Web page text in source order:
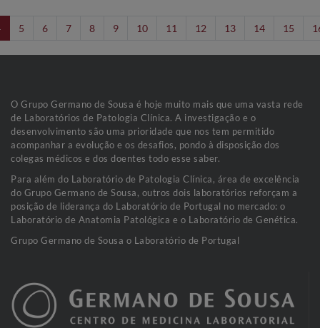
5 6 7 8 9 10 11 12 13 14 15
O Grupo Germano de Sousa é hoje muito mais que uma vasta rede
de Laboratórios de Patologia Clínica. A investigação e o
desenvolvimento são uma prioridade que nos tem permitido
acompanhar a evolução e os desafios, pondo à disposição dos
colegas médicos e dos doentes todo esse saber.
Para além do Laboratório de Patologia Clínica, área de excelência
do Grupo Germano de Sousa, outros dois laboratórios reforçam a
posição de liderança do Laboratório de Portugal no mercado: o
Laboratório de Anatomia Patológica e o Laboratório de Genética.
Grupo Germano de Sousa o Laboratório de Portugal